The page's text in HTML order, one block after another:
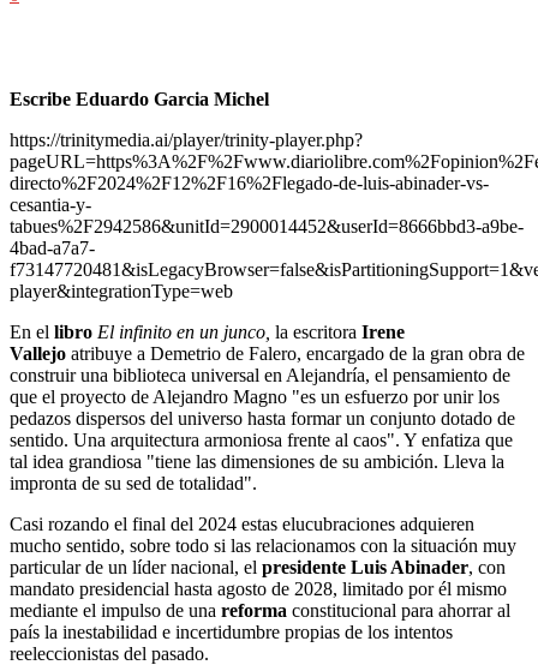
Escribe Eduardo Garcia Michel
https://trinitymedia.ai/player/trinity-player.php?
directo%2F2024%2F12%2F16%2Flegado-de-luis-abinader-vs-
cesantia-y-
tabues%2F2942586&unitId=2900014452&userId=8666bbd3-a9be-
4bad-a7a7-
player&integrationType=web
En el libro El infinito en un junco, la escritora Irene
Vallejo atribuye a Demetrio de Falero, encargado de la gran obra de
construir una biblioteca universal en Alejandría, el pensamiento de
que el proyecto de Alejandro Magno "es un esfuerzo por unir los
pedazos dispersos del universo hasta formar un conjunto dotado de
sentido. Una arquitectura armoniosa frente al caos". Y enfatiza que
tal idea grandiosa "tiene las dimensiones de su ambición. Lleva la
impronta de su sed de totalidad".
Casi rozando el final del 2024 estas elucubraciones adquieren
mucho sentido, sobre todo si las relacionamos con la situación muy
particular de un líder nacional, el presidente Luis Abinader, con
mandato presidencial hasta agosto de 2028, limitado por él mismo
mediante el impulso de una reforma constitucional para ahorrar al
país la inestabilidad e incertidumbre propias de los intentos
reeleccionistas del pasado.